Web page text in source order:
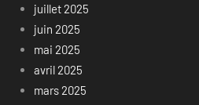
juillet 2025
juin 2025
mai 2025
avril 2025
mars 2025